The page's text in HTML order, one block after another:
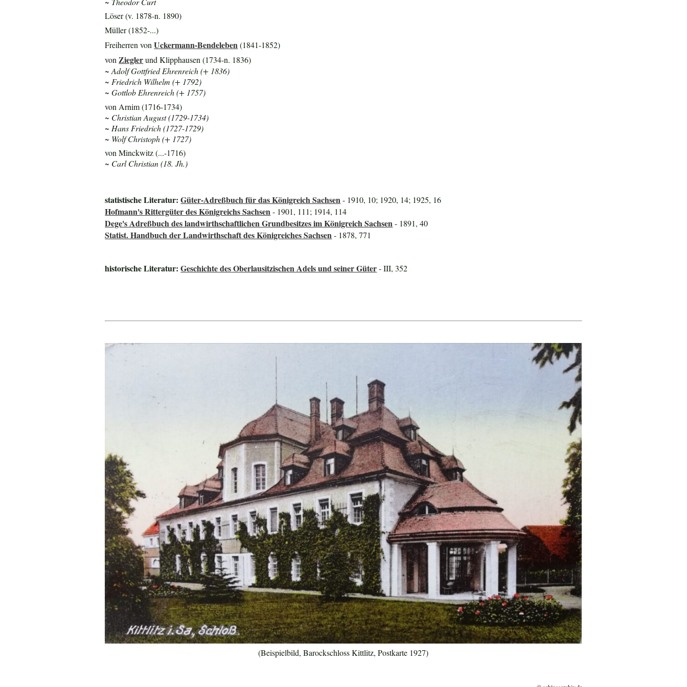
Löser (v. 1878-n. 1890)
Müller (1852-...)
Freiherren vonUckermann-Bendeleben (1841-1852)
von Zieglerund Klipphausen (1734-n. 1836)
~ Adolf Gottfried Ehrenreich (+ 1836)
~ Friedrich Wilhelm (+ 1792)
~ Gottlob Ehrenreich (+ 1757)
von Arnim (1716-1734)
~ Christian August (1729-1734)
~ Hans Friedrich (1727-1729)
~ Wolf Christoph (+ 1727)
von Minckwitz (...-1716)
~ Carl Christian (18. Jh.)
statistische Literatur:Güter-Adreßbuch für das Königreich Sachsen- 1910, 10; 1920, 14; 1925, 16
Hofmann's Rittergüter des Königreichs Sachsen- 1901, 111; 1914, 114
Dege's Adreßbuch des landwirthschaftlichen Grundbesitzes im Königreich Sachsen- 1891, 40
Statist. Handbuch der Landwirthschaft des Königreiches Sachsen- 1878, 771
historische Literatur:Geschichte des Oberlausitzischen Adels und seiner Güter- III, 352
(Beispielbild, Barockschloss Kittlitz, Postkarte 1927)